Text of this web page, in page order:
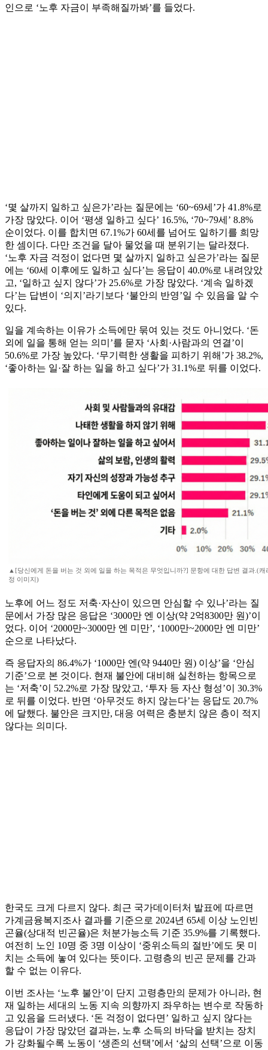
인으로 ‘노후 자금이 부족해질까봐’를 들었다.
‘몇 살까지 일하고 싶은가’라는 질문에는 ‘60~69세’가 41.8%로
가장 많았다. 이어 ‘평생 일하고 싶다’ 16.5%, ‘70~79세’ 8.8%
순이었다. 이를 합치면 67.1%가 60세를 넘어도 일하기를 희망
한 셈이다. 다만 조건을 달아 물었을 때 분위기는 달라졌다.
‘노후 자금 걱정이 없다면 몇 살까지 일하고 싶은가’라는 질문
에는 ‘60세 이후에도 일하고 싶다’는 응답이 40.0%로 내려앉았
고, ‘일하고 싶지 않다’가 25.6%로 가장 많았다. ‘계속 일하겠
다’는 답변이 ‘의지’라기보다 ‘불안의 반영’일 수 있음을 알 수
있다.
일을 계속하는 이유가 소득에만 묶여 있는 것도 아니었다. ‘돈
외에 일을 통해 얻는 의미’를 묻자 ‘사회·사람과의 연결’이
50.6%로 가장 높았다. ‘무기력한 생활을 피하기 위해’가 38.2%,
‘좋아하는 일·잘 하는 일을 하고 싶다’가 31.1%로 뒤를 이었다.
▲[당신에게 돈을 버는 것 외에 일을 하는 목적은 무엇입니까?] 문항에 대한 답변 결과.(
정 이미지)
노후에 어느 정도 저축·자산이 있으면 안심할 수 있나’라는 질
문에서 가장 많은 응답은 ‘3000만 엔 이상(약 2억8300만 원)’이
었다. 이어 ‘2000만~3000만 엔 미만’, ‘1000만~2000만 엔 미만’
순으로 나타났다.
즉 응답자의 86.4%가 ‘1000만 엔(약 9440만 원) 이상’을 ‘안심
기준’으로 본 것이다. 현재 불안에 대비해 실천하는 항목으로
는 ‘저축’이 52.2%로 가장 많았고, ‘투자 등 자산 형성’이 30.3%
로 뒤를 이었다. 반면 ‘아무것도 하지 않는다’는 응답도 20.7%
에 달했다. 불안은 크지만, 대응 여력은 충분치 않은 층이 적지
않다는 의미다.
한국도 크게 다르지 않다. 최근 국가데이터처 발표에 따르면
가계금융복지조사 결과를 기준으로 2024년 65세 이상 노인빈
곤율(상대적 빈곤율)은 처분가능소득 기준 35.9%를 기록했다.
여전히 노인 10명 중 3명 이상이 ‘중위소득의 절반’에도 못 미
치는 소득에 놓여 있다는 뜻이다. 고령층의 빈곤 문제를 간과
할 수 없는 이유다.
이번 조사는 ‘노후 불안’이 단지 고령층만의 문제가 아니라, 현
재 일하는 세대의 노동 지속 의향까지 좌우하는 변수로 작동하
고 있음을 드러냈다. ‘돈 걱정이 없다면’ 일하고 싶지 않다는
응답이 가장 많았던 결과는, 노후 소득의 바닥을 받치는 장치
가 강화될수록 노동이 ‘생존의 선택’에서 ‘삶의 선택’으로 이동